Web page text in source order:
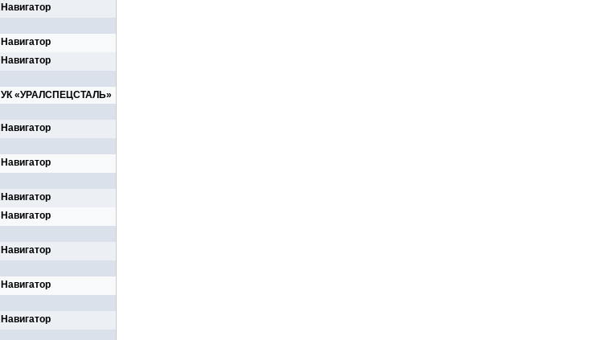
Навигатор
Навигатор
Навигатор
УК «УРАЛСПЕЦСТАЛЬ»
Навигатор
Навигатор
Навигатор
Навигатор
Навигатор
Навигатор
Навигатор